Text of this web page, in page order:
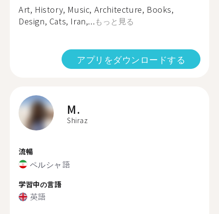
Art, History, Music, Architecture, Books,
Design, Cats, Iran,...もっと見る
アプリをダウンロードする
M.
Shiraz
流暢
ペルシャ語
学習中の言語
英語